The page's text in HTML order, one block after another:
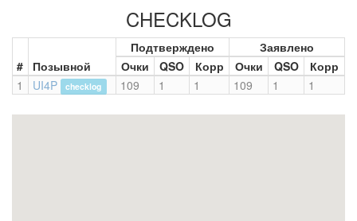
CHECKLOG
# Позывной
Подтверждено
Заявлено
Очки
QSO Корр Очки QSO
Корр
1
UI4P checklog 109 1 1 109 1 1